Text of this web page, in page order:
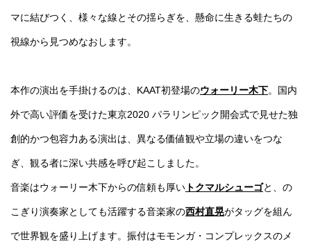
マに結びつく、様々な線とその揺らぎを、懸命に生きる蛙たちの
視線から見つめなおします。
本作の演出を手掛けるのは、KAAT初登場のウォーリー木下。国内
外で高い評価を受けた東京2020 パラリンピック開会式で見せた独
創的かつ包容力ある演出は、異なる価値観や立場の違いをつな
ぎ、観る者に深い共感を呼び起こしました。
音楽はウォーリー木下からの信頼も厚い トクマルシューゴと、の
こぎり演奏家としても活躍する音楽家の西村直晃がタッグを組ん
で世界観を盛り上げます。振付はモモンガ・コンプレックスのメ